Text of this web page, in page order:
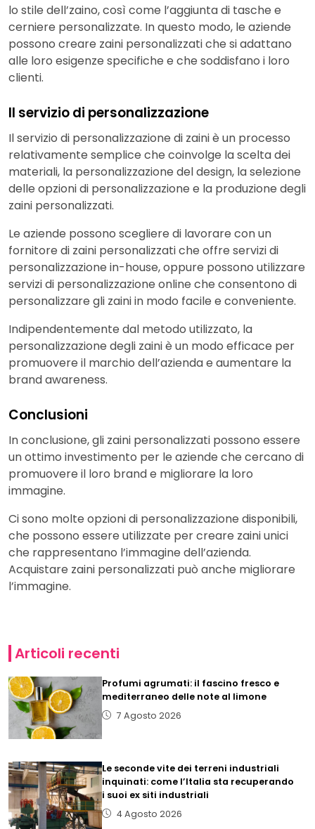
lo stile dell’zaino, così come l’aggiunta di tasche e
cerniere personalizzate. In questo modo, le aziende
possono creare zaini personalizzati che si adattano
alle loro esigenze specifiche e che soddisfano i loro
clienti.
Il servizio di personalizzazione
Il servizio di personalizzazione di zaini è un processo
relativamente semplice che coinvolge la scelta dei
materiali, la personalizzazione del design, la selezione
delle opzioni di personalizzazione e la produzione degli
zaini personalizzati.
Le aziende possono scegliere di lavorare con un
fornitore di zaini personalizzati che offre servizi di
personalizzazione in-house, oppure possono utilizzare
servizi di personalizzazione online che consentono di
personalizzare gli zaini in modo facile e conveniente.
Indipendentemente dal metodo utilizzato, la
personalizzazione degli zaini è un modo efficace per
promuovere il marchio dell’azienda e aumentare la
brand awareness.
Conclusioni
In conclusione, gli zaini personalizzati possono essere
un ottimo investimento per le aziende che cercano di
promuovere il loro brand e migliorare la loro
immagine.
Ci sono molte opzioni di personalizzazione disponibili,
che possono essere utilizzate per creare zaini unici
che rappresentano l’immagine dell’azienda.
Acquistare zaini personalizzati può anche migliorare
l’immagine.
Articoli recenti
Profumi agrumati: il fascino fresco e
mediterraneo delle note al limone
7 Agosto 2026
Le seconde vite dei terreni industriali
inquinati: come l’Italia sta recuperando
i suoi ex siti industriali
4 Agosto 2026